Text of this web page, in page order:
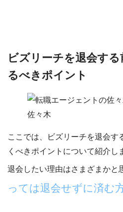
ビズリーチを退会する
るべきポイント
佐々木
ここでは、
ビズリーチを退会す
くべきポイント について紹介し
退会したい理由はさまざまかと
っては退会せずに済む